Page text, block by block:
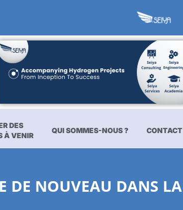
DES
À VENIR
QUI SOMMES-NOUS ? CONTACT
DE NOUVEAU DANS LA